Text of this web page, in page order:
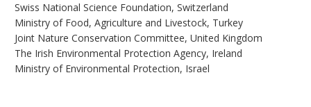
Swiss National Science Foundation, Switzerland
Ministry of Food, Agriculture and Livestock, Turkey
Joint Nature Conservation Committee, United Kingdom
The Irish Environmental Protection Agency, Ireland
Ministry of Environmental Protection, Israel